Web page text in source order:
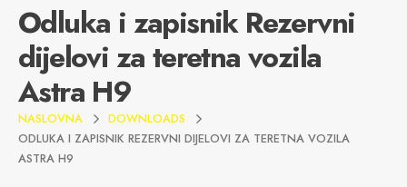
Odluka i zapisnik Rezervni
dijelovi za teretna vozila
Astra H9
NASLOVNA
DOWNLOADS
ODLUKA I ZAPISNIK REZERVNI DIJELOVI ZA TERETNA VOZILA
ASTRA H9